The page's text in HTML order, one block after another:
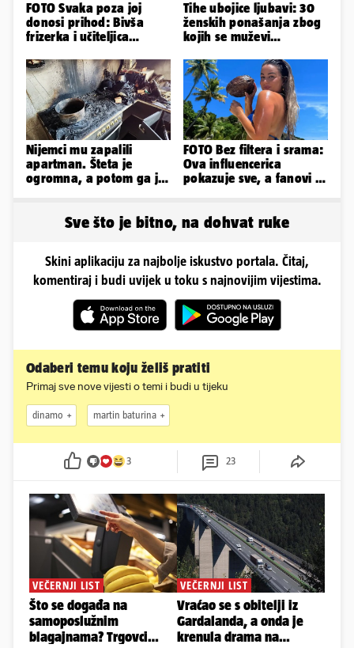
FOTO Svaka poza joj
donosi prihod: Bivša
frizerka i učiteljica
Instagram
Tihe ubojice ljubavi: 30
ženskih ponašanja zbog
kojih se muževi
Nijemci mu zapalili
apartman. Šteta je
ogromna, a potom ga je
FOTO Bez filtera i srama:
Ova influencerica
pokazuje sve, a fanovi je
Sve što je bitno, na dohvat ruke
Skini aplikaciju za najbolje iskustvo portala. Čitaj,
komentiraj i budi uvijek u toku s najnovijim vijestima.
Odaberi temu koju želiš pratiti
Primaj sve nove vijesti o temi i budi u tijeku
dinamo martin baturina
3 23